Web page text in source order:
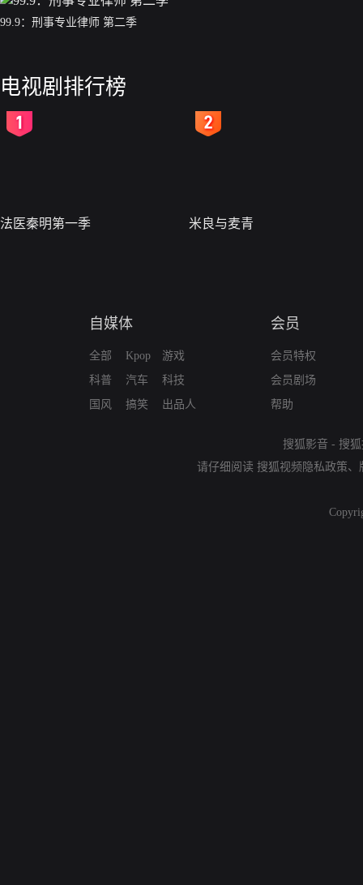
99.9：刑事专业律师 第二季
电视剧排行榜
法医秦明第一季 米良与麦青
自媒体
全部
科普
国风
Kpop
汽车
搞笑
游戏
科技
出品人
会员
会员特权
会员剧场
帮助
搜狐影音 - 搜
请仔细阅读 搜狐视频隐私政策、